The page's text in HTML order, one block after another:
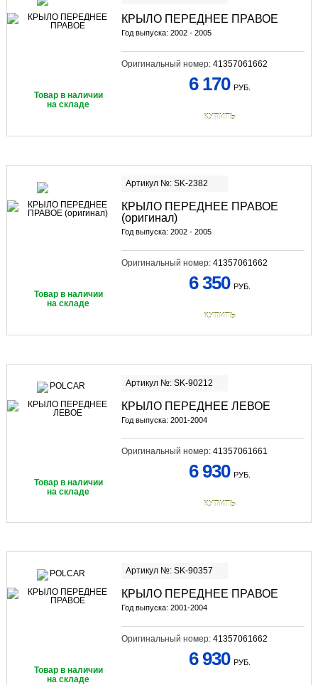
КРЫЛО ПЕРЕДНЕЕ ПРАВОЕ
Год выпуска: 2002 - 2005
Оригинальный номер: 41357061662
Товар в наличии
на складе
6 170 РУБ.
КУПИТЬ
Артикул №: SK-2382
КРЫЛО ПЕРЕДНЕЕ ПРАВОЕ
(оригинал)
Год выпуска: 2002 - 2005
Оригинальный номер: 41357061662
Товар в наличии
на складе
6 350 РУБ.
КУПИТЬ
Артикул №: SK-90212
КРЫЛО ПЕРЕДНЕЕ ЛЕВОЕ
Год выпуска: 2001-2004
Оригинальный номер: 41357061661
Товар в наличии
на складе
6 930 РУБ.
КУПИТЬ
Артикул №: SK-90357
КРЫЛО ПЕРЕДНЕЕ ПРАВОЕ
Год выпуска: 2001-2004
Оригинальный номер: 41357061662
Товар в наличии
на складе
6 930 РУБ.